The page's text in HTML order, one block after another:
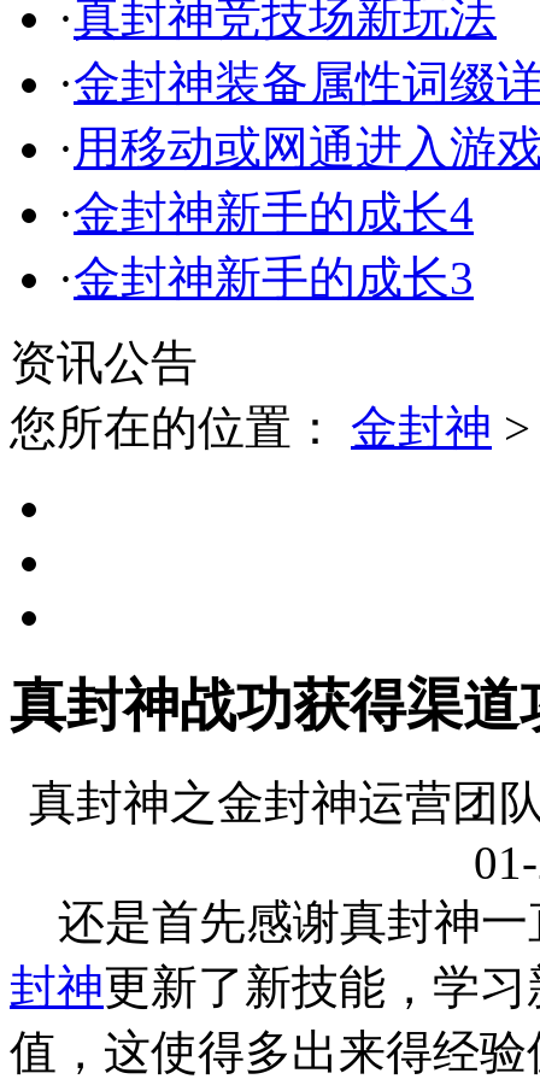
·真封神竞技场新玩法
·金封神装备属性词缀
·用移动或网通进入游
·金封神新手的成长4
·金封神新手的成长3
资讯公告
您所在的位置： 金封神
真封神战功获得渠道
真封神之金封神运营团
还是首先感谢真封神一
封神更新了新技能，学
值，这使得多出来得经